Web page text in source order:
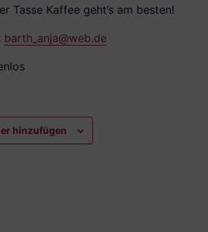
Tasse Kaffee geht’s am besten!
barth_anja@web.de
hinzufügen